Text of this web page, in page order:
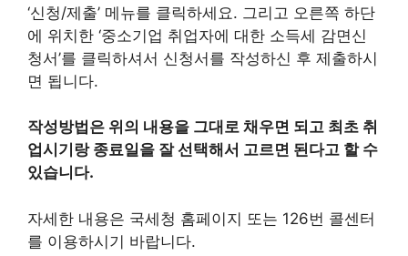
‘신청/제출’ 메뉴를 클릭하세요. 그리고 오른쪽 하단
에 위치한 ‘중소기업 취업자에 대한 소득세 감면신
청서’를 클릭하셔서 신청서를 작성하신 후 제출하시
면 됩니다.
작성방법은 위의 내용을 그대로 채우면 되고 최초 취
업시기랑 종료일을 잘 선택해서 고르면 된다고 할 수
있습니다.
자세한 내용은 국세청 홈페이지 또는 126번 콜센터
를 이용하시기 바랍니다.